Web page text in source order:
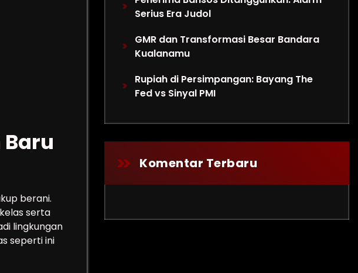
berani.
serta
lingkungan
seperti ini
Serius Era Judol
GMR dan Transformasi Besar Bandara
Kualanamu
Rupiah di Persimpangan: Bayang The
Fed vs Sinyal PMI
Komentar Terbaru